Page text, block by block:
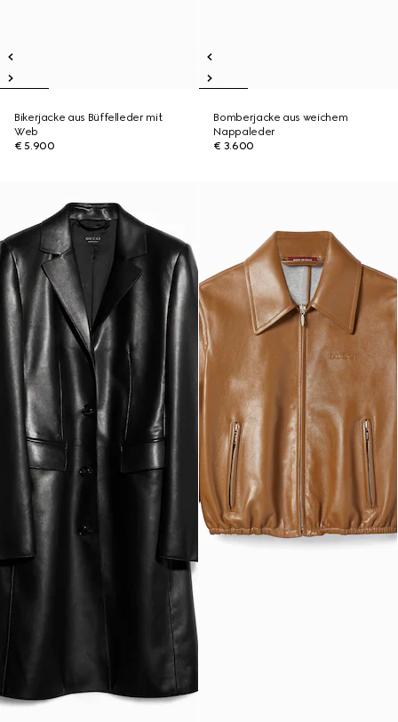
Bikerjacke aus Büffelleder mit
Web
€ 5.900
Bomberjacke aus weichem
Nappaleder
€ 3.600